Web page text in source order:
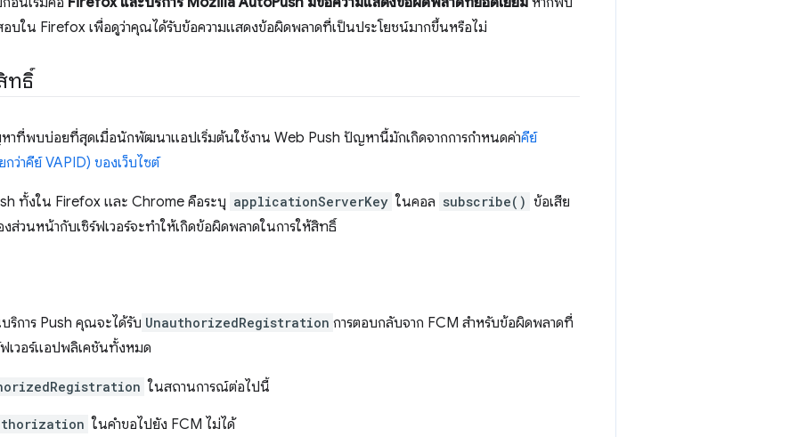
บใน Firefox เพื่อดูว่าคุณได้รับข้อความแสดงข้อผิดพลาดที่เป็นประโยชน์มากขึ้นหรือไม่
ทธิ์
ที่พบบ่อยที่สุดเมื่อนักพัฒนาแอปเริ่มต้นใช้งาน Web Push ปัญหานี้มักเกิดจากการกำหนดค่าคีย์
ว่าคีย์ VAPID) ของเว็บไซต์
ทั้งใน Firefox และ Chrome คือระบุ applicationServerKey ในคอล subscribe() ข้อเสีย
ส่วนหน้ากับเซิร์ฟเวอร์จะทำให้เกิดข้อผิดพลาดในการให้สิทธิ์
ริการ Push คุณจะได้รับ UnauthorizedRegistration การตอบกลับจาก FCM สําหรับข้อผิดพลาดที่
เวอร์แอปพลิเคชันทั้งหมด
ในสถานการณ์ต่อไปนี้
ในคำขอไปยัง FCM ไม่ได้